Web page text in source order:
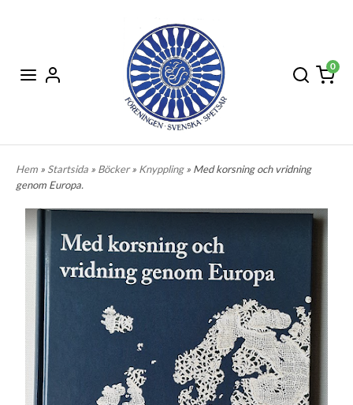
0
Hem » Startsida » Böcker» Knyppling» Med korsning och vridning
genom Europa.